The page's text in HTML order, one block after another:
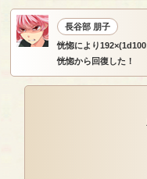
長谷部 朋子
恍惚により
恍惚から回復した！